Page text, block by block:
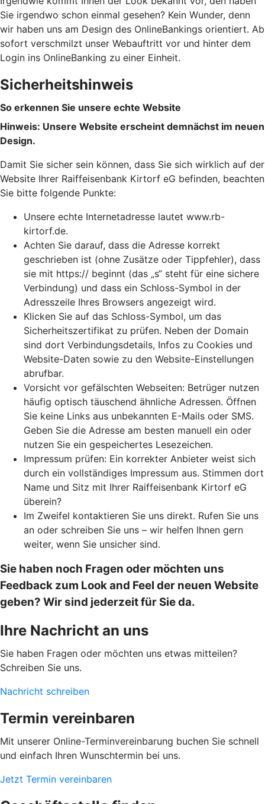
Sie irgendwo schon einmal gesehen? Kein Wunder, denn
wir haben uns am Design des OnlineBankings orientiert. Ab
sofort verschmilzt unser Webauftritt vor und hinter dem
Login ins OnlineBanking zu einer Einheit.
Sicherheitshinweis
So erkennen Sie unsere echte Website
Hinweis: Unsere Website erscheint demnächst im neuen
Design.
Damit Sie sicher sein können, dass Sie sich wirklich auf der
Website Ihrer Raiffeisenbank Kirtorf eG befinden, beachten
Sie bitte folgende Punkte:
Unsere echte Internetadresse lautet www.rb-
kirtorf.de.
Achten Sie darauf, dass die Adresse korrekt
geschrieben ist (ohne Zusätze oder Tippfehler), dass
sie mit https:// beginnt (das „s“ steht für eine sichere
Verbindung) und dass ein Schloss-Symbol in der
Adresszeile Ihres Browsers angezeigt wird.
Klicken Sie auf das Schloss-Symbol, um das
Sicherheitszertifikat zu prüfen. Neben der Domain
sind dort Verbindungsdetails, Infos zu Cookies und
Website-Daten sowie zu den Website-Einstellungen
abrufbar.
Vorsicht vor gefälschten Webseiten: Betrüger nutzen
häufig optisch täuschend ähnliche Adressen. Öffnen
Sie keine Links aus unbekannten E-Mails oder SMS.
Geben Sie die Adresse am besten manuell ein oder
nutzen Sie ein gespeichertes Lesezeichen.
Impressum prüfen: Ein korrekter Anbieter weist sich
durch ein vollständiges Impressum aus. Stimmen dort
Name und Sitz mit Ihrer Raiffeisenbank Kirtorf eG
überein?
Im Zweifel kontaktieren Sie uns direkt. Rufen Sie uns
an oder schreiben Sie uns – wir helfen Ihnen gern
weiter, wenn Sie unsicher sind.
Sie haben noch Fragen oder möchten uns
Feedback zum Look and Feel der neuen Website
geben? Wir sind jederzeit für Sie da.
Ihre Nachricht an uns
Sie haben Fragen oder möchten uns etwas mitteilen?
Schreiben Sie uns.
Nachricht schreiben
Termin vereinbaren
Mit unserer Online-Terminvereinbarung buchen Sie schnell
und einfach Ihren Wunschtermin bei uns.
Jetzt Termin vereinbaren